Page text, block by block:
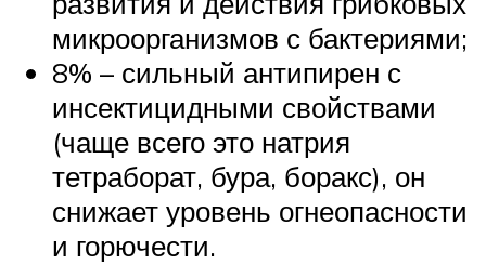
микроорганизмов с бактериями;
8% – сильный антипирен с
инсектицидными свойствами
(чаще всего это натрия
тетраборат, бура, боракс), он
снижает уровень огнеопасности
и горючести.